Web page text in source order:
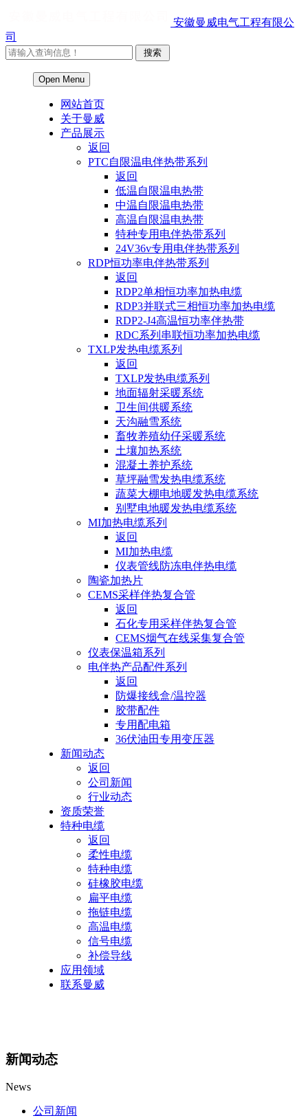
安徽曼威电气工程有限公
司
Open Menu
网站首页
关于曼威
产品展示
返回
PTC自限温电伴热带系列
返回
低温自限温电热带
中温自限温电热带
高温自限温电热带
特种专用电伴热带系列
24V36v专用电伴热带系列
RDP恒功率电伴热带系列
返回
RDP2单相恒功率加热电缆
RDP3并联式三相恒功率加热电缆
RDP2-J4高温恒功率伴热带
RDC系列串联恒功率加热电缆
TXLP发热电缆系列
返回
TXLP发热电缆系列
地面辐射采暖系统
卫生间供暖系统
天沟融雪系统
畜牧养殖幼仔采暖系统
土壤加热系统
混凝土养护系统
草坪融雪发热电缆系统
蔬菜大棚电地暖发热电缆系统
别墅电地暖发热电缆系统
MI加热电缆系列
返回
MI加热电缆
仪表管线防冻电伴热电缆
陶瓷加热片
CEMS采样伴热复合管
返回
石化专用采样伴热复合管
CEMS烟气在线采集复合管
仪表保温箱系列
电伴热产品配件系列
返回
防爆接线盒/温控器
胶带配件
专用配电箱
36伏油田专用变压器
新闻动态
返回
公司新闻
行业动态
资质荣誉
特种电缆
返回
柔性电缆
特种电缆
硅橡胶电缆
扁平电缆
拖链电缆
高温电缆
信号电缆
补偿导线
应用领域
联系曼威
新闻动态
News
公司新闻